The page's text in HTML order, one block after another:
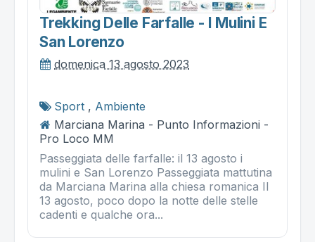
Trekking Delle Farfalle - I Mulini E
San Lorenzo
domenica 13 agosto 2023
Sport , Ambiente
Marciana Marina - Punto Informazioni -
Pro Loco MM
Passeggiata delle farfalle: il 13 agosto i
mulini e San Lorenzo Passeggiata mattutina
da Marciana Marina alla chiesa romanica Il
13 agosto, poco dopo la notte delle stelle
cadenti e qualche ora...